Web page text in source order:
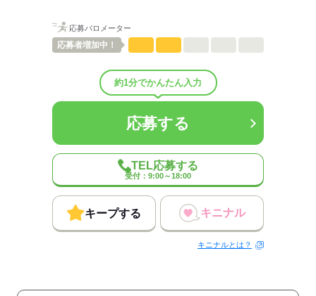
多い年齢層
男性
仕事の仕方
職場の様子
配属先部署：
鋳物製品の製造、検査など
平均年齢
45歳
メーカー関連
応募する
応募バロメーター
応募者増加中！
約1分でかんたん入力
応募する
TEL応募する
受付：9:00～18:00
キープする キニナル
キニナルとは？